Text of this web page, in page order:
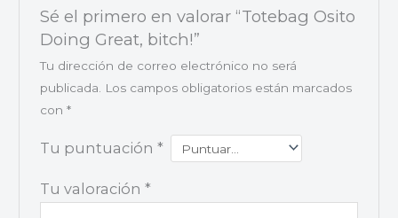
Sé el primero en valorar “Totebag Osito
Doing Great, bitch!”
Tu dirección de correo electrónico no será
publicada.
Los campos obligatorios están marcados
con *
Tu puntuación *
Tu valoración *